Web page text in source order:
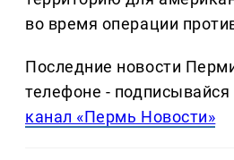
во время операции
Последние новости
телефоне - подписывайся
канал «Пермь Новости»